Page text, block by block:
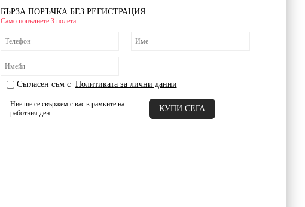
БЪРЗА ПОРЪЧКА БЕЗ РЕГИСТРАЦИЯ
Само попълнете 3 полета
Съгласен съм с Политиката за лични данни
Ние ще се свържем с вас в рамките на
работния ден.